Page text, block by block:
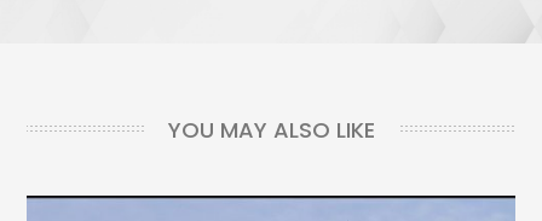
YOU MAY ALSO LIKE